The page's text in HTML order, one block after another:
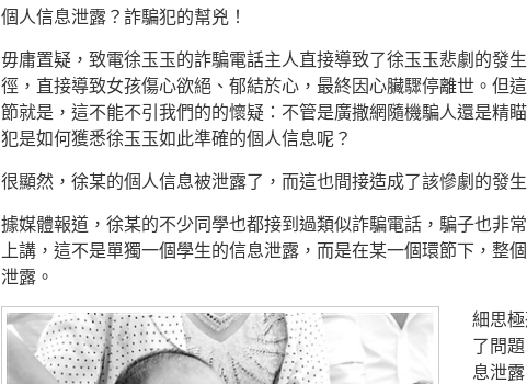
個人信息泄露？詐騙犯的幫兇！
毋庸置疑，致電徐玉玉的詐騙電話主人直接導致了徐玉玉悲劇的發
徑，直接導致女孩傷心欲絕、郁結於心，最終因心臟驟停離世。但
節就是，這不能不引我們的的懷疑：不管是廣撒網隨機騙人還是精
犯是如何獲悉徐玉玉如此準確的個人信息呢？
很顯然，徐某的個人信息被泄露了，而這也間接造成了該慘劇的發生
據媒體報道，徐某的不少同學也都接到過類似詐騙電話，騙子也非
上講，這不是單獨一個學生的信息泄露，而是在某一個環節下，整
泄露。
細思
了問
息泄露